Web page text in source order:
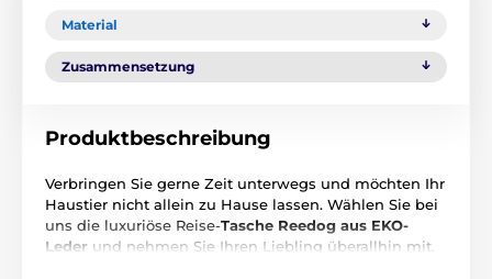
Material
Zusammensetzung
Produktbeschreibung
Verbringen Sie gerne Zeit unterwegs und möchten Ihr
Haustier nicht allein zu Hause lassen. Wählen Sie bei
uns die luxuriöse Reise-Tasche Reedog aus EKO-
Leder und nehmen Sie Ihren Liebling überallhin mit.